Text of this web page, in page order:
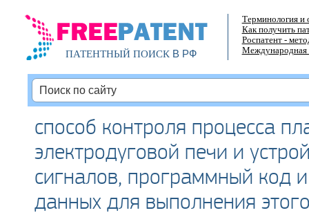
ПАТЕНТНЫЙ ПОИСКВ РФ
Терминология и
Как получить
Роспатент -
Международная
способ контроля процесса
электродуговой печи и
сигналов, программный код
данных для выполнения